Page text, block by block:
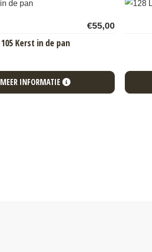
€55,00
105 Kerst in de pan
MEER INFORMATIE